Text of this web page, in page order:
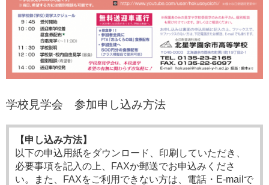
学校見学会 参加申し込み方法
【申し込み方法】
以下の申込用紙をダウンロード、印刷していただき、
必要事項を記入の上、FAXか郵送でお申込みくださ
い。また、FAXをご利用できない方は、電話・E-mailで